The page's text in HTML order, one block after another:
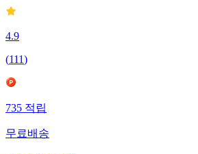
4.9
(111)
735적립
무료배송